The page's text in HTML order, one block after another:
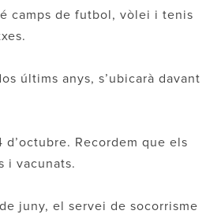
camps de futbol, vòlei i tenis
últims anys, s’ubicarà davant
d’octubre. Recordem que els
i vacunats.
juny, el servei de socorrisme